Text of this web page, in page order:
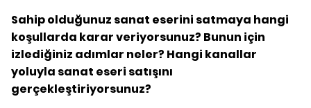
Sahip olduğunuz sanat eserini satmaya hangi
koşullarda karar veriyorsunuz? Bunun için
izlediğiniz adımlar neler? Hangi kanallar
yoluyla sanat eseri satışını
gerçekleştiriyorsunuz?